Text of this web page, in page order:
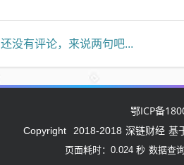
还没有评论，来说两句吧...
鄂ICP备
Copyright 2018-2018 深链财经 基
页面耗时：0.024 秒 数据查